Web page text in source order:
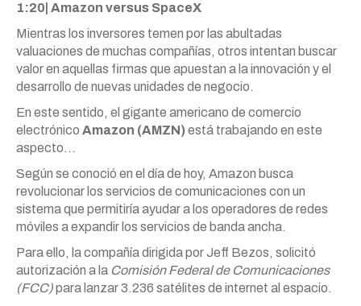
1:20| Amazon versus SpaceX
Mientras los inversores temen por las abultadas
valuaciones de muchas compañías, otros intentan buscar
valor en aquellas firmas que apuestan a la innovación y el
desarrollo de nuevas unidades de negocio.
En este sentido, el gigante americano de comercio
electrónico Amazon (AMZN)está trabajando en este
aspecto…
Según se conoció en el día de hoy, Amazon busca
revolucionar los servicios de comunicaciones con un
sistema que permitiría ayudar a los operadores de redes
móviles a expandir los servicios de banda ancha.
Para ello, la compañía dirigida por Jeff Bezos, solicitó
autorización a la Comisión Federal de Comunicaciones
(FCC)para lanzar 3.236 satélites de internet al espacio.